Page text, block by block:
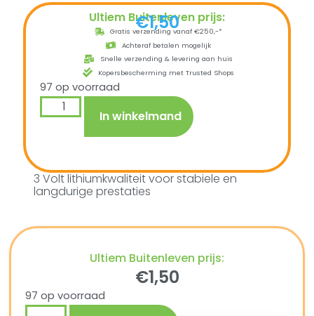
Ultiem Buitenleven prijs:
€1,50
Gratis verzending vanaf €250,-*
Achteraf betalen mogelijk
Snelle verzending & levering aan huis
Kopersbescherming met Trusted Shops
97 op voorraad
In winkelmand
3 Volt lithiumkwaliteit voor stabiele en
langdurige prestaties
Ultiem Buitenleven prijs:
€1,50
97 op voorraad